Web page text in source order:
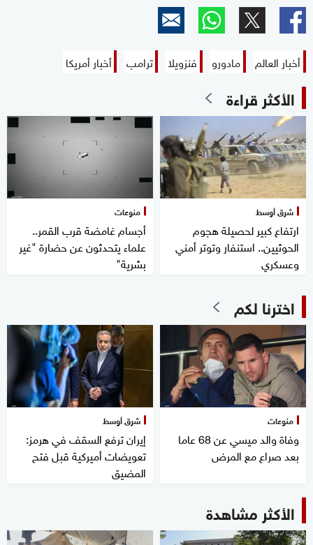
أخبار العالم مادورو فنزويلا ترامب أخبار أمريكا
الأكثر قراءة
شرق أوسط
ارتفاع كبير لحصيلة هجوم
الحوثيين.. استنفار وتوتر أمني
وعسكري
منوعات
أجسام غامضة قرب القمر..
علماء يتحدثون عن حضارة "غير
بشرية"
اخترنا لكم
منوعات
وفاة والد ميسي عن 68 عاما
بعد صراع مع المرض
شرق أوسط
إيران ترفع السقف في هرمز:
تعويضات أميركية قبل فتح
المضيق
الأكثر مشاهدة